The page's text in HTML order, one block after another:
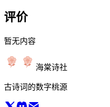
评价
暂无内容
海棠诗社
古诗词的数字桃源